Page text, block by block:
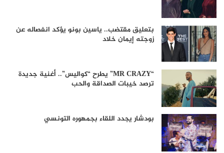
بتعليق مقتضب.. ياسين بونو يؤكد انفصاله عن
زوجته إيمان خلاد
“MR CRAZY” يطرح “كواليس”.. أغنية جديدة
ترصد خيبات الصداقة والحب
بودشار يجدد اللقاء بجمهوره التونسي